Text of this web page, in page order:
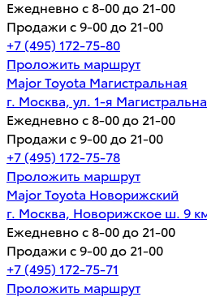
Ежедневно с 8-00 до 21-00
Продажи с 9-00 до 21-00
+7 (495) 172-75-80
Проложить маршрут
Major Toyota Магистральная
г. Москва, ул. 1-я
Ежедневно с 8-00 до 21-00
Продажи с 9-00 до 21-00
+7 (495) 172-75-78
Проложить маршрут
Major Toyota Новорижский
г. Москва, Новорижское ш. 9
Ежедневно с 8-00 до 21-00
Продажи с 9-00 до 21-00
+7 (495) 172-75-71
Проложить маршрут